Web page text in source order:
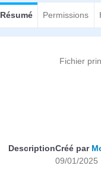
Résumé Permissions
Fichier
DescriptionCréé par
09/01/2025